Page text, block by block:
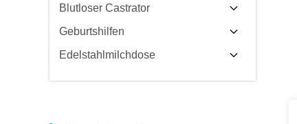
Blutloser Castrator
Geburtshilfen
Edelstahlmilchdose